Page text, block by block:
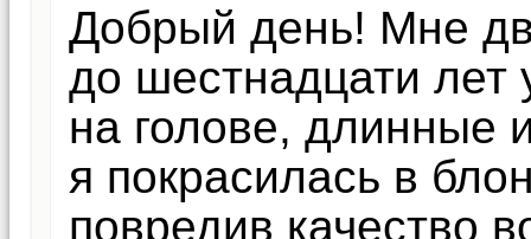
Добрый день! Мне
до шестнадцати лет
на голове, длинные
я покрасилась в
повредив качество